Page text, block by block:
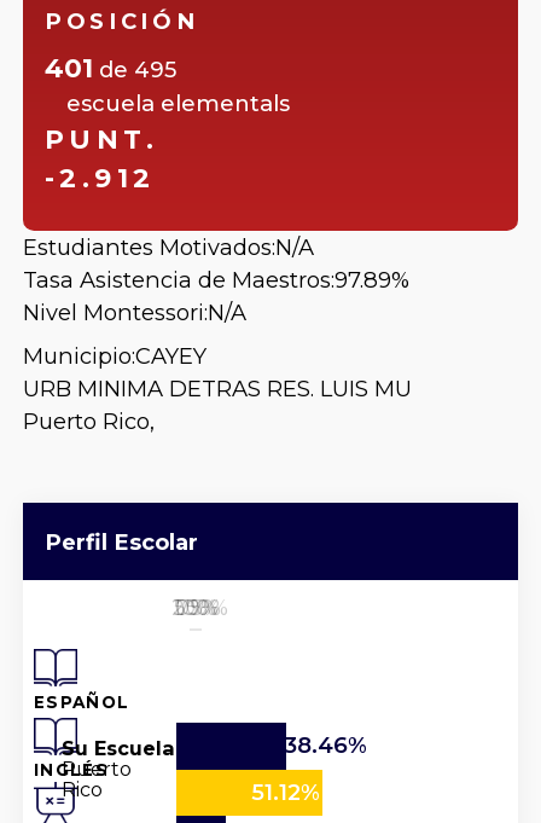
POSICIÓN
401 de 495
escuela elementals
PUNT.
-2.912
Estudiantes Motivados:N/A
Tasa Asistencia de Maestros:97.89%
Nivel Montessori:N/A
Municipio:CAYEY
URB MINIMA DETRAS RES. LUIS MU
Puerto Rico,
Perfil Escolar
ESPAÑOL
INGLÉS
Su Escuela
Puerto
Rico
38.46%
51.12%
0%
25%
50%
75%
100%